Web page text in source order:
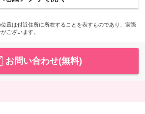
置は付近住所に所在することを表すものであり、実際
ございます。
お問い合わせ(無料)